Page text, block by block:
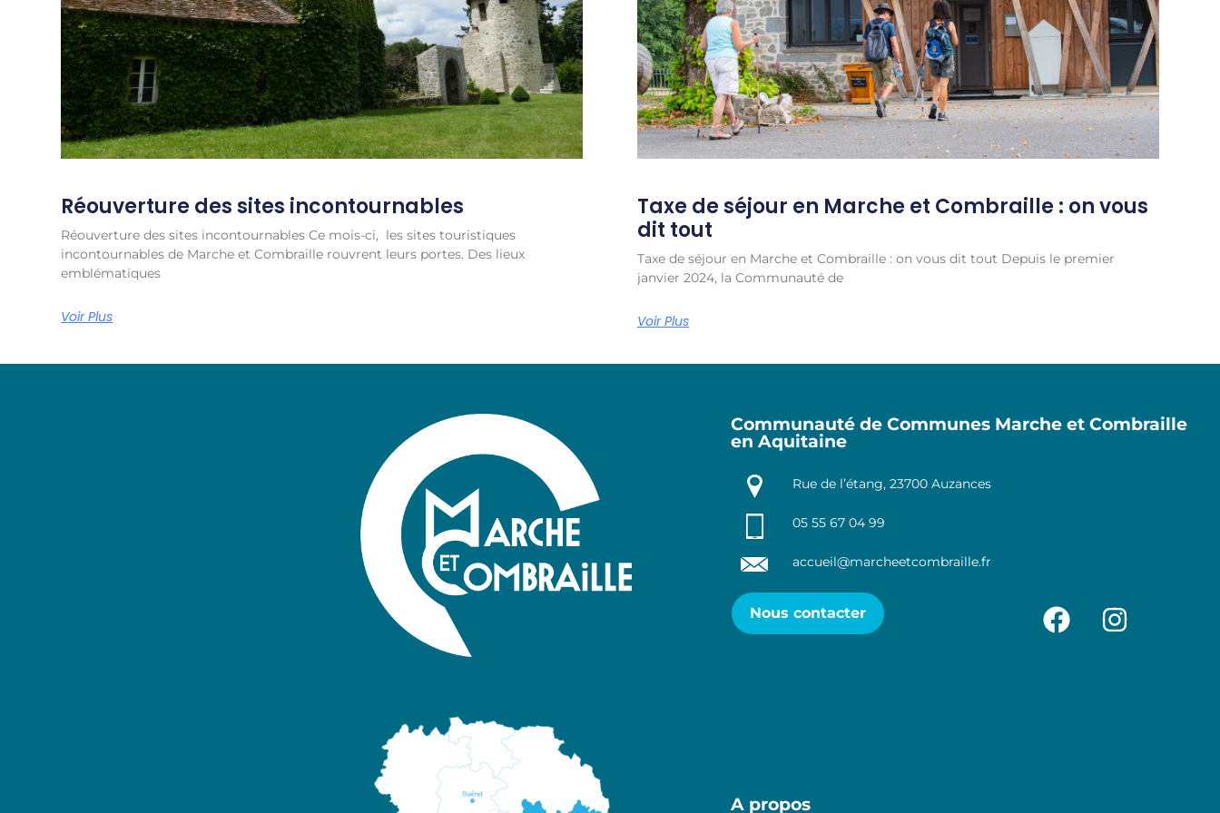
Réouverture des sites incontournables
Réouverture des sites incontournables Ce mois-ci, les sites touristiques
incontournables de Marche et Combraille rouvrent leurs portes. Des lieux
emblématiques
Voir Plus
Taxe de séjour en Marche et Combraille : on vous
dit tout
Taxe de séjour en Marche et Combraille : on vous dit tout Depuis le premier
janvier 2024, la Communauté de
Voir Plus
Communauté de Communes Marche et Combraille
en Aquitaine
Rue de l’étang, 23700 Auzances
05 55 67 04 99
accueil@marcheetcombraille.fr
Nous contacter
A propos